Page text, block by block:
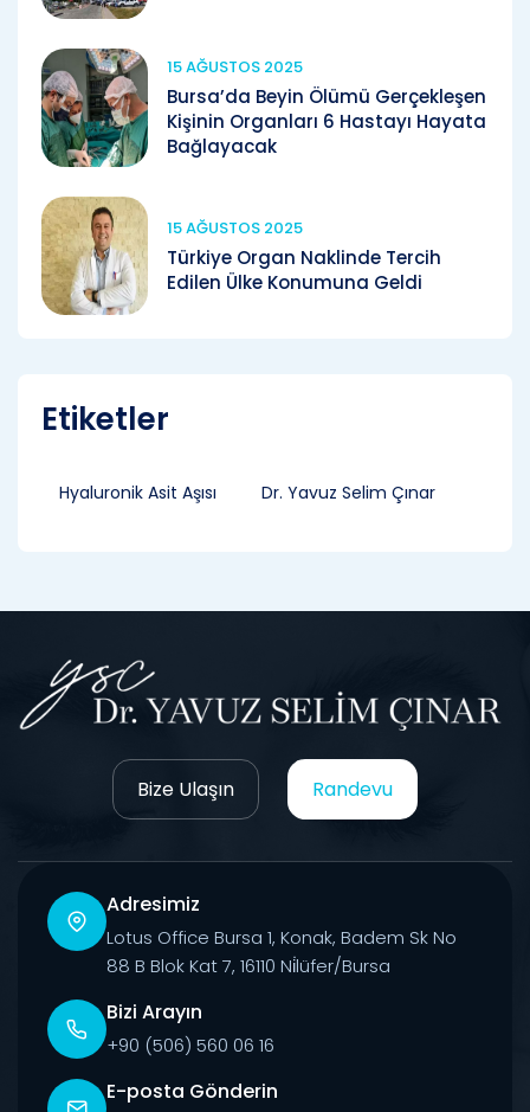
15 AĞUSTOS 2025
Bursa’da Beyin Ölümü Gerçekleşen
Kişinin Organları 6 Hastayı Hayata
Bağlayacak
15 AĞUSTOS 2025
Türkiye Organ Naklinde Tercih
Edilen Ülke Konumuna Geldi
Etiketler
Hyaluronik Asit Aşısı Dr. Yavuz Selim Çınar
Bize Ulaşın Randevu
Adresimiz
Lotus Office Bursa 1, Konak, Badem Sk No
88 B Blok Kat 7, 16110 Ni̇lüfer/Bursa
Bizi Arayın
+90 (506) 560 06 16
E-posta Gönderin